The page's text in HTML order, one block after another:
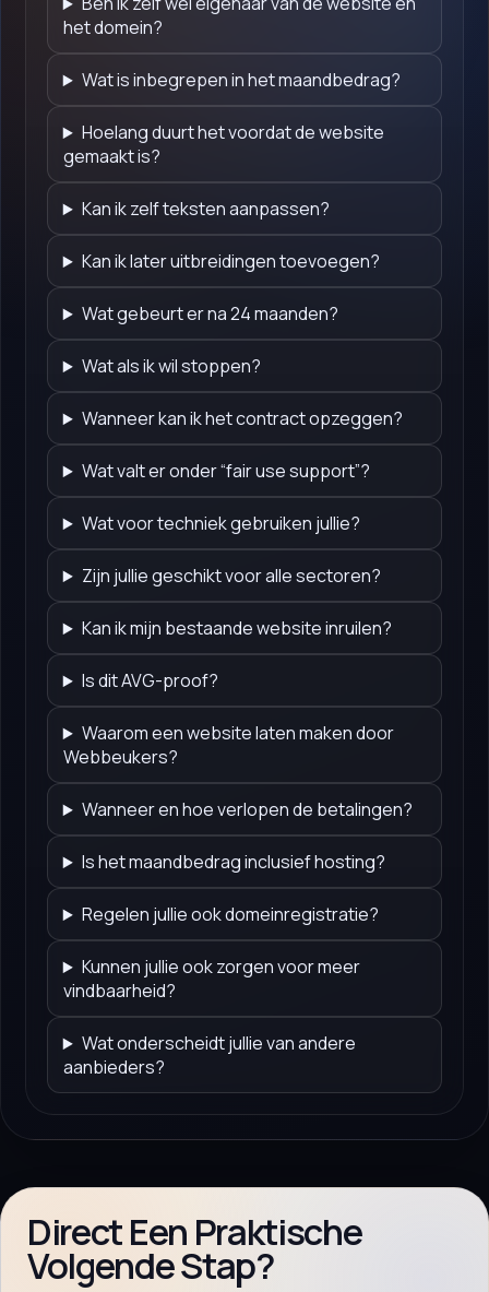
het domein?
Wat is inbegrepen in het maandbedrag?
Hoelang duurt het voordat de website
gemaakt is?
Kan ik zelf teksten aanpassen?
Kan ik later uitbreidingen toevoegen?
Wat gebeurt er na 24 maanden?
Wat als ik wil stoppen?
Wanneer kan ik het contract opzeggen?
Wat valt er onder “fair use support”?
Wat voor techniek gebruiken jullie?
Zijn jullie geschikt voor alle sectoren?
Kan ik mijn bestaande website inruilen?
Is dit AVG-proof?
Waarom een website laten maken door
Webbeukers?
Wanneer en hoe verlopen de betalingen?
Is het maandbedrag inclusief hosting?
Regelen jullie ook domeinregistratie?
Kunnen jullie ook zorgen voor meer
vindbaarheid?
Wat onderscheidt jullie van andere
aanbieders?
Direct Een Praktische
Volgende Stap?